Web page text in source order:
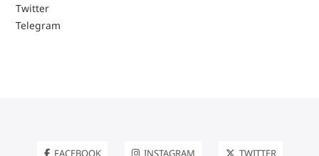
Twitter
Telegram
FACEBOOK INSTAGRAM TWITTER